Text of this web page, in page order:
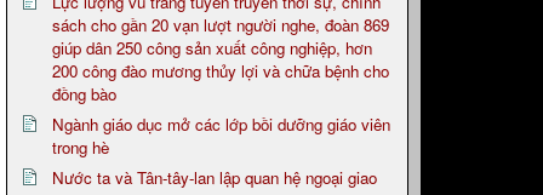
sách cho gần 20 vạn lượt người nghe, đoàn 869
giúp dân 250 công sản xuất công nghiệp, hơn
200 công đào mương thủy lợi và chữa bệnh cho
đồng bào
Ngành giáo dục mở các lớp bồi dưỡng giáo viên
trong hè
Nước ta và Tân-tây-lan lập quan hệ ngoại giao